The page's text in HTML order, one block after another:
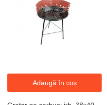
Adaugă în coș